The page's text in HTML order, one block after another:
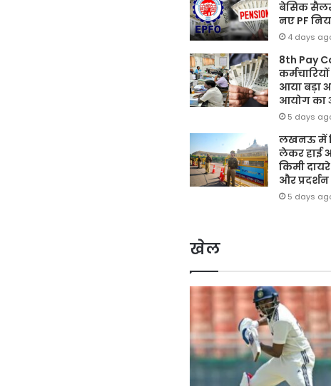
बेसिक
नए PF
4 days
8th Pay
आया बड़ा
आयोग का
5 days
लखनऊ में
लेकर हाई
किमी दायरे
और
5 days
खेल